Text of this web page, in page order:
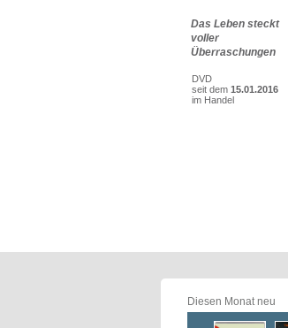
Das Leben steckt
voller
Überraschungen
DVD
seit dem 15.01.2016
im Handel
Diesen Monat neu